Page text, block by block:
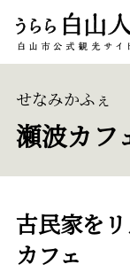
瀬波カフ
せなみかふぇ
古民家を
カフェ